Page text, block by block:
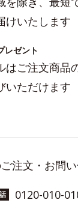
けいたします
レゼント
はご注文商品
いただけます
注文・お問
0120-010-